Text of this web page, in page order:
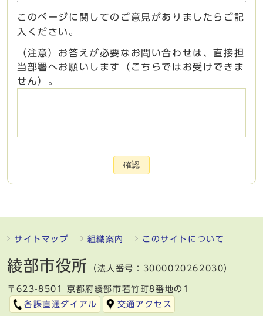
このページに関してのご意見がありましたらご記
入ください。
（注意）お答えが必要なお問い合わせは、直接担
当部署へお願いします（こちらではお受けできま
せん）。
確認
サイトマップ 組織案内 このサイトについて
綾部市役所 （法人番号：3000020262030）
〒623-8501 京都府綾部市若竹町8番地の1
各課直通ダイアル
交通アクセス